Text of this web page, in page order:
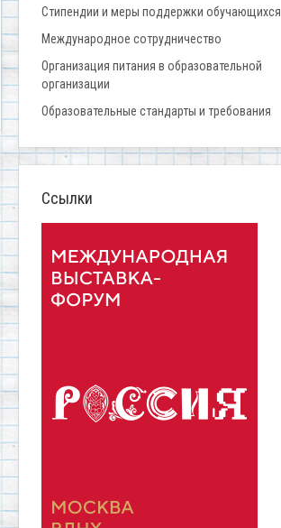
Стипендии и меры поддержки обучающихся
Международное сотрудничество
Организация питания в образовательной
организации
Образовательные стандарты и требования
Ссылки